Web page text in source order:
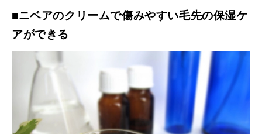
■ニベアのクリームで傷みやすい毛先の保湿ケ
アができる